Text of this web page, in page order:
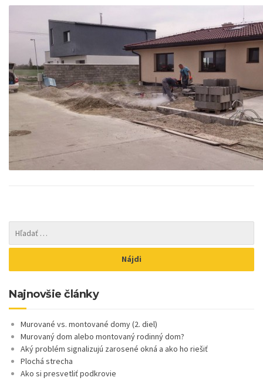
Najnovšie články
Murované vs. montované domy (2. diel)
Murovaný dom alebo montovaný rodinný dom?
Aký problém signalizujú zarosené okná a ako ho riešiť
Plochá strecha
Ako si presvetliť podkrovie